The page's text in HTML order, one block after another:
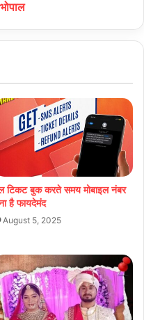
टिकट बुक करते समय मोबाइल नंबर
है फायदेमंद
August 5, 2025